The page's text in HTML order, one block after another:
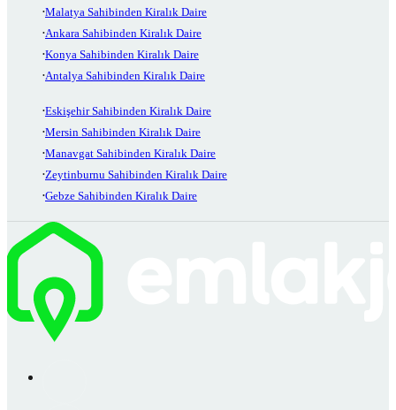
Malatya Sahibinden Kiralık Daire
Ankara Sahibinden Kiralık Daire
Konya Sahibinden Kiralık Daire
Antalya Sahibinden Kiralık Daire
Eskişehir Sahibinden Kiralık Daire
Mersin Sahibinden Kiralık Daire
Manavgat Sahibinden Kiralık Daire
Zeytinburnu Sahibinden Kiralık Daire
Gebze Sahibinden Kiralık Daire